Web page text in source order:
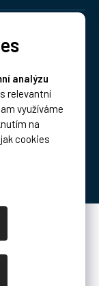
analýzu
relevantní
využíváme
na
cookies
práva vyhrazena.